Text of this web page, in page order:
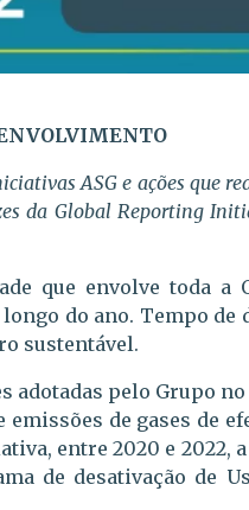
ASG e ações que
da Global Reporting
que envolve toda a
do ano. Tempo
sustentável.
adotadas pelo Grupo
de gases de
entre 2020 e 2022,
de desativação de